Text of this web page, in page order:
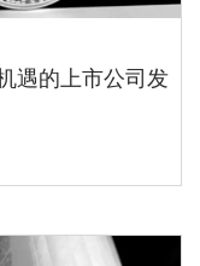
遇的上市公司发